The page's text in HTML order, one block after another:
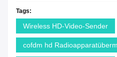
Tags:
Wireless HD-Video-Sender
cofdm hd